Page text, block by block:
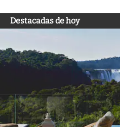
Destacadas de hoy